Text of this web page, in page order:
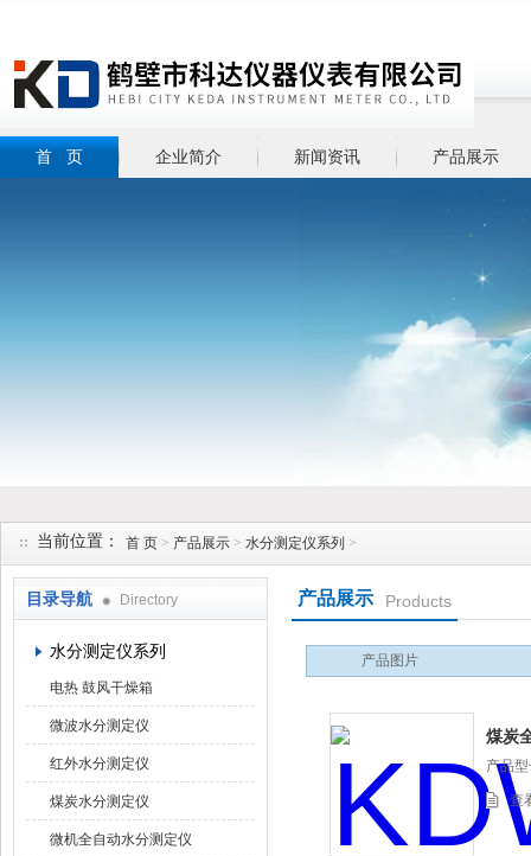
首 页 企业简介 新闻资讯 产品展示
当前位置： 首 页 > 产品展示 > 水分测定仪系列 >
目录导航 Directory
水分测定仪系列
电热 鼓风干燥箱
微波水分测定仪
红外水分测定仪
煤炭水分测定仪
微机全自动水分测定仪
产品展示 Products
产品图片
煤炭
产品
查